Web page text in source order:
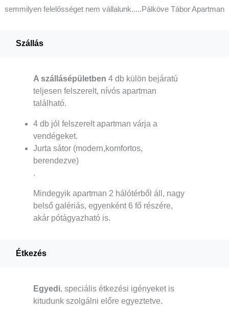
semmilyen felelősséget nem vállalunk.....Pálköve Tábor Apartman
Szállás
A szállásépületben 4 db külön bejáratú
teljesen felszerelt, nívós apartman
található.
4 db jól felszerelt apartman várja a
vendégeket.
Jurta sátor (modern,komfortos,
berendezve)
.
Mindegyik apartman 2 hálótérből áll, nagy
belső galériás, egyenként 6 fő részére,
akár pótágyazható is.
Étkezés
Egyedi, speciális étkezési igényeket is
kitudunk szolgálni előre egyeztetve.